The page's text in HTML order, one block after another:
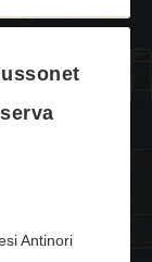
Antinori